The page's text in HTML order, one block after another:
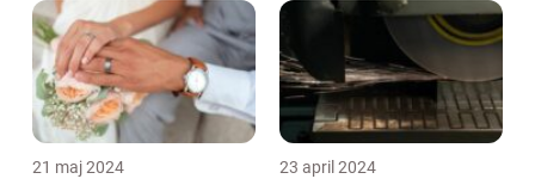
21 maj 2024 23 april 2024